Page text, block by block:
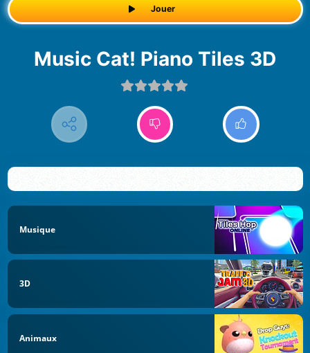
Jouer
Music Cat! Piano Tiles 3D
Musique
3D
Animaux